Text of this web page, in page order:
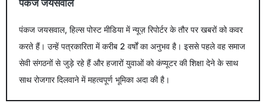
पंकज जयसवाल
पंकज जयसवाल, हिल्स पोस्ट मीडिया में न्यूज़ रिपोर्टर के तौर पर खबरों को कवर
करते हैं। उन्हें पत्रकारिता में करीब 2 वर्षों का अनुभव है। इससे पहले वह समाज
सेवी संगठनों से जुड़े रहे हैं और हजारों युवाओं को कंप्यूटर की शिक्षा देने के साथ
साथ रोजगार दिलवाने में महत्वपूर्ण भूमिका अदा की है।